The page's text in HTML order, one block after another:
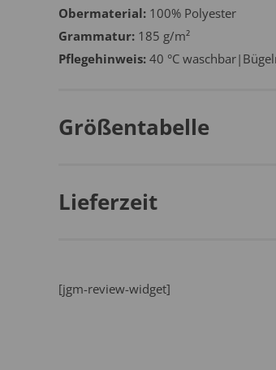
Obermaterial: 100% Polyester
Grammatur: 185 g/m²
Pflegehinweis: 40 °C
Größentabelle
Lieferzeit
[jgm-review-widget]